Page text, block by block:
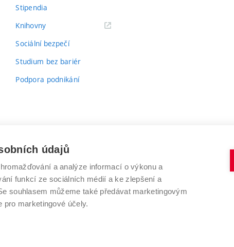
Stipendia
Knihovny(externí
Sociální bezpečí
Studium bez bariér
Podpora podnikání
VYSOKÉ UČENÍ TECHNICKÉ V BRNĚ
Antonínská 548/1
602 00 Brno
www.vut.cz
údajů
a analýze informací o výkonu a
funkcí ze sociálních médií a ke zlepšení a
souhlasem můžeme také předávat marketingovým
pro marketingové účely.